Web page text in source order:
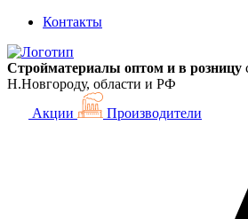
Контакты
Стройматериалы оптом и в розницу
Н.Новгороду, области и РФ
Акции
Производители